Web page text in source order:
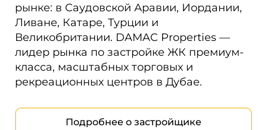
рынке: в Саудовской Аравии, Иордании,
Ливане, Катаре, Турции и
Великобритании. DAMAC Properties —
лидер рынка по застройке ЖК премиум-
класса, масштабных торговых и
рекреационных центров в Дубае.
Подробнее о застройщике